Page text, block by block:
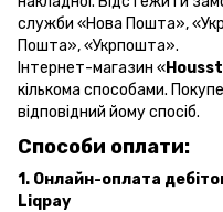
служби «Нова Пошта»,
Пошта», «Укрпошта».
Інтернет-магазин «
кількома способами.
відповідний йому спосіб.
Способи оплати:
1. Онлайн-оплата
Liqpay